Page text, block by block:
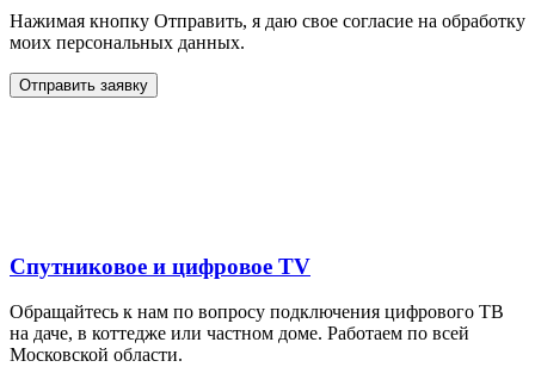
Нажимая кнопку Отправить, я даю свое согласие на обработку
моих персональных данных.
Отправить заявку
Спутниковое и цифровое TV
Обращайтесь к нам по вопросу подключения цифрового ТВ
на даче, в коттедже или частном доме. Работаем по всей
Московской области.